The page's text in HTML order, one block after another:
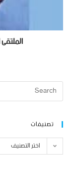
تصنيفات
اختر التصنيف